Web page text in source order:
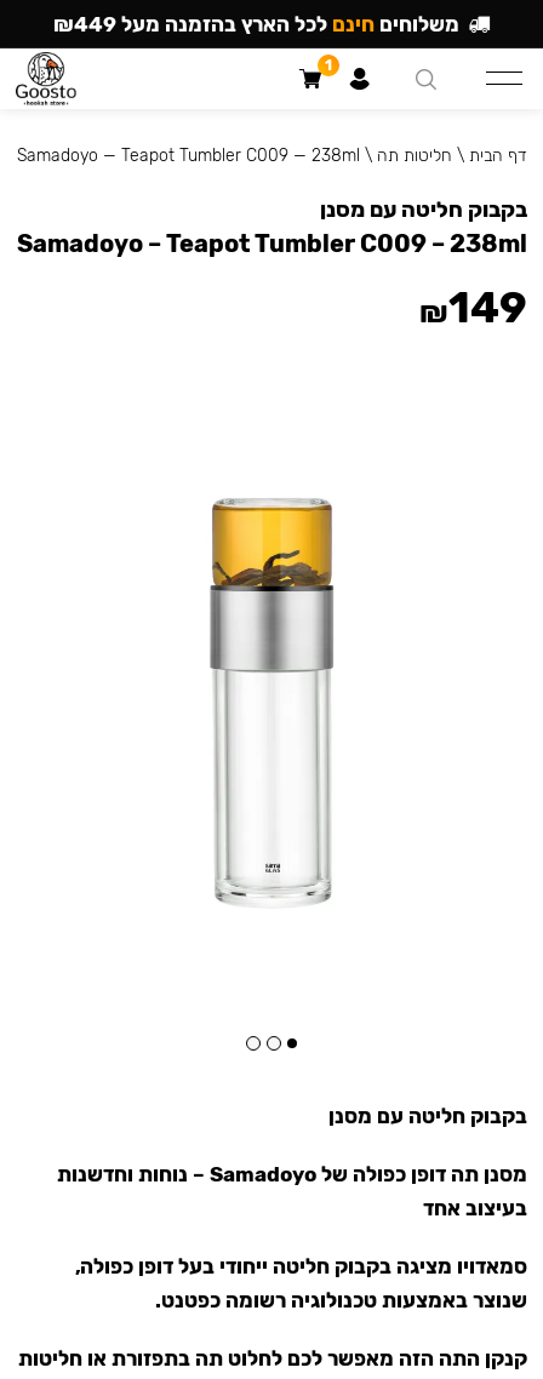
בקבוק חליטה עם מסנן
מסנן תה דופן כפולה של Samadoyo – נוחות וחדשנות
בעיצוב אחד
סמאדויו מציגה בקבוק חליטה ייחודי בעל דופן כפולה,
שנוצר באמצעות טכנולוגיה רשומה כפטנט.
קנקן התה הזה מאפשר לכם לחלוט תה בתפזורת או חליטות
דף הבית \ חליטות תה \
Samadoyo — Teapot Tumbler C009 — 238ml
בקבוק חליטה עם מסנן
Samadoyo – Teapot Tumbler C009 – 238ml
₪149
משלוחים חינם לכל הארץ בהזמנה מעל ₪449
1